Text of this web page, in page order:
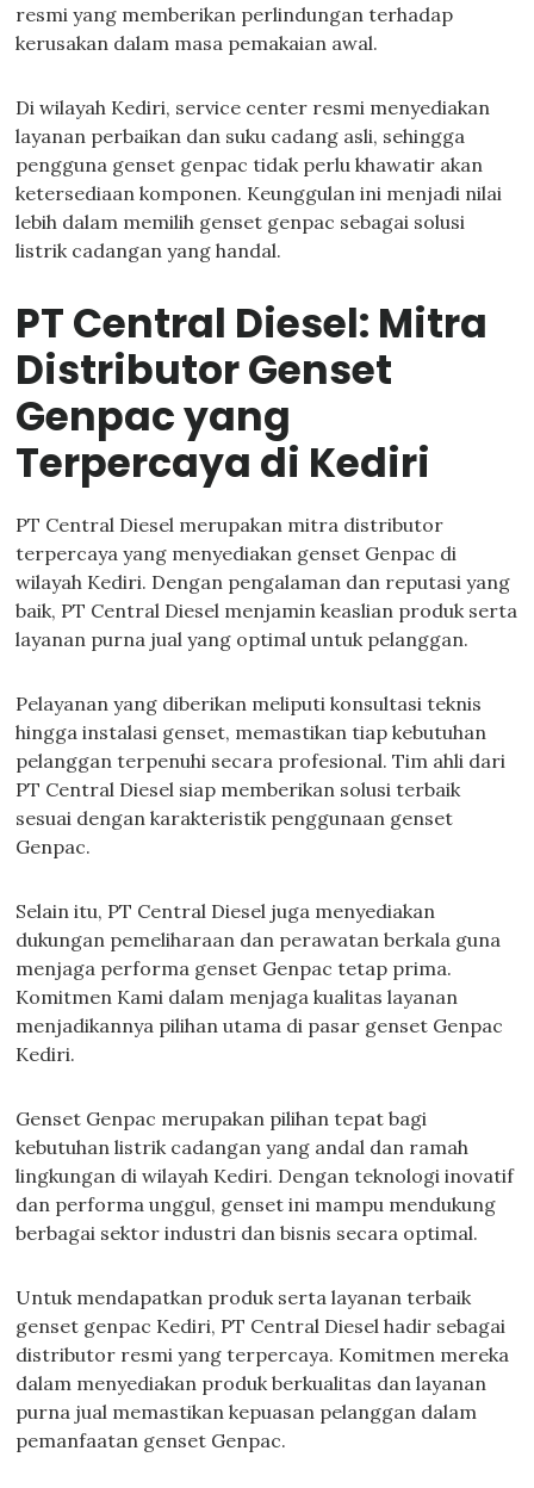
resmi yang memberikan perlindungan terhadap
kerusakan dalam masa pemakaian awal.
Di wilayah Kediri, service center resmi menyediakan
layanan perbaikan dan suku cadang asli, sehingga
pengguna genset genpac tidak perlu khawatir akan
ketersediaan komponen. Keunggulan ini menjadi nilai
lebih dalam memilih genset genpac sebagai solusi
listrik cadangan yang handal.
PT Central Diesel: Mitra
Distributor Genset
Genpac yang
Terpercaya di Kediri
PT Central Diesel merupakan mitra distributor
terpercaya yang menyediakan genset Genpac di
wilayah Kediri. Dengan pengalaman dan reputasi yang
baik, PT Central Diesel menjamin keaslian produk serta
layanan purna jual yang optimal untuk pelanggan.
Pelayanan yang diberikan meliputi konsultasi teknis
hingga instalasi genset, memastikan tiap kebutuhan
pelanggan terpenuhi secara profesional. Tim ahli dari
PT Central Diesel siap memberikan solusi terbaik
sesuai dengan karakteristik penggunaan genset
Genpac.
Selain itu, PT Central Diesel juga menyediakan
dukungan pemeliharaan dan perawatan berkala guna
menjaga performa genset Genpac tetap prima.
Komitmen Kami dalam menjaga kualitas layanan
menjadikannya pilihan utama di pasar genset Genpac
Kediri.
Genset Genpac merupakan pilihan tepat bagi
kebutuhan listrik cadangan yang andal dan ramah
lingkungan di wilayah Kediri. Dengan teknologi inovatif
dan performa unggul, genset ini mampu mendukung
berbagai sektor industri dan bisnis secara optimal.
Untuk mendapatkan produk serta layanan terbaik
genset genpac Kediri, PT Central Diesel hadir sebagai
distributor resmi yang terpercaya. Komitmen mereka
dalam menyediakan produk berkualitas dan layanan
purna jual memastikan kepuasan pelanggan dalam
pemanfaatan genset Genpac.